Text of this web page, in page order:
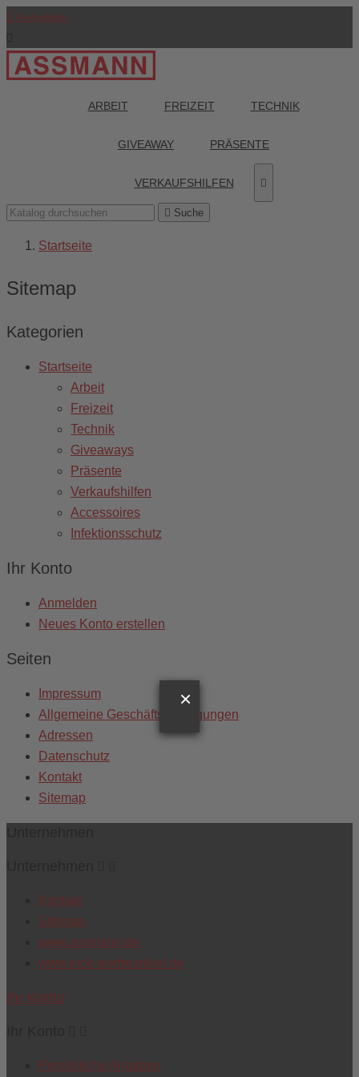
 Anmelden
ARBEIT FREIZEIT TECHNIK
GIVEAWAY PRÄSENTE
VERKAUFSHILFEN 
 Suche
Startseite
Sitemap
Kategorien
Startseite
Arbeit
Freizeit
Technik
Giveaways
Präsente
Verkaufshilfen
Accessoires
Infektionsschutz
Ihr Konto
Anmelden
Neues Konto erstellen
Seiten
Impressum
Allgemeine Geschäftsbedingungen
Adressen
Datenschutz
Kontakt
Sitemap
Kontakt
Sitemap
www.assmann.de
www.eick-werbeartikel.de
Ihr Konto
Persönliche Angaben
×